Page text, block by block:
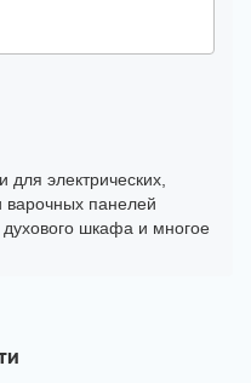
для электрических,
варочных панелей
шкафа и многое